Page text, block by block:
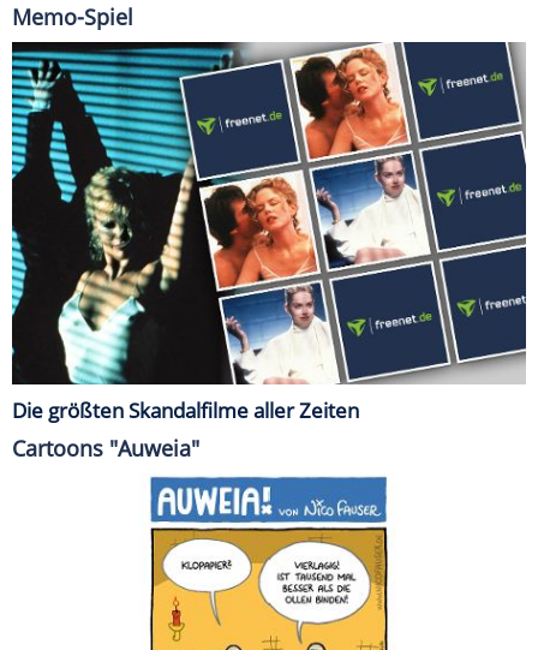
Memo-Spiel
Die größten Skandalfilme aller Zeiten
Cartoons "Auweia"